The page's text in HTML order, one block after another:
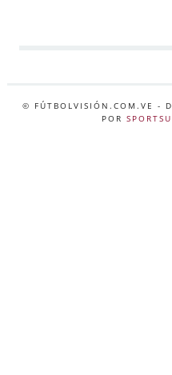
© FÚTBOLVISIÓN.COM.VE -
POR